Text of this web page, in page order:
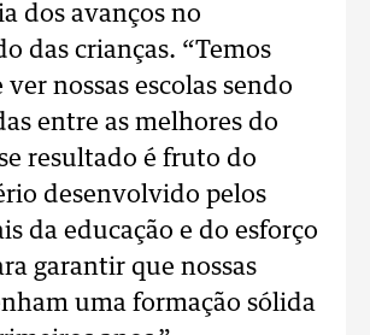
dos avanços no
das crianças. “Temos
nossas escolas sendo
entre as melhores do
resultado é fruto do
desenvolvido pelos
da educação e do esforço
garantir que nossas
uma formação sólida